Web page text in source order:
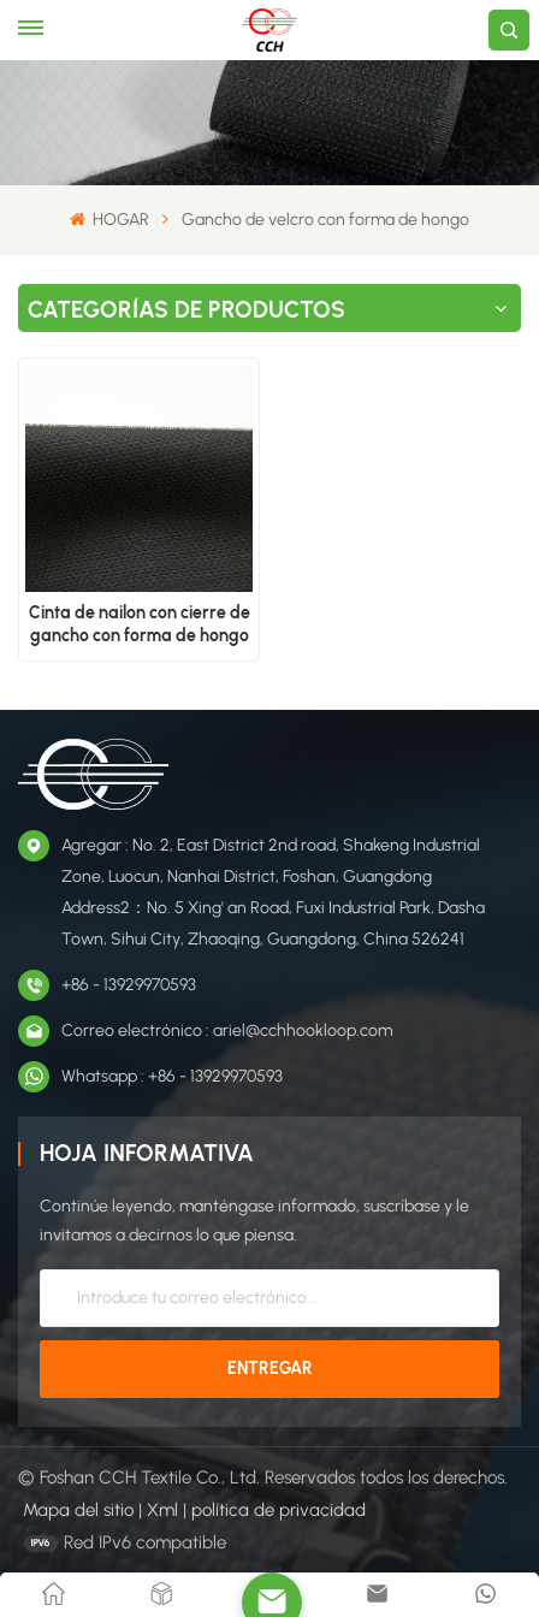
HOGAR Gancho de velcro con forma de hongo
CATEGORÍAS DE PRODUCTOS
Cinta de nailon con cierre de
gancho con forma de hongo
Agregar : No. 2, East District 2nd road, Shakeng Industrial
Zone, Luocun, Nanhai District, Foshan, Guangdong
Address2：No. 5 Xing' an Road, Fuxi Industrial Park, Dasha
Town, Sihui City, Zhaoqing, Guangdong, China 526241
+86 - 13929970593
Correo electrónico : ariel@cchhookloop.com
Whatsapp : +86 - 13929970593
HOJA INFORMATIVA
Continúe leyendo, manténgase informado, suscríbase y le
invitamos a decirnos lo que piensa.
© Foshan CCH Textile Co., Ltd. Reservados todos los derechos.
Mapa del sitio | Xml | política de privacidad
Red IPv6 compatible